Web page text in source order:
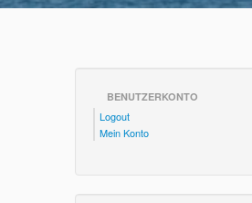
BENUTZERKONTO
Logout
Mein Konto